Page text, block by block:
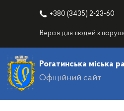
+380 (3435) 2-23-60
Версія для людей з
Рогатинська міська
Офіційний сайт